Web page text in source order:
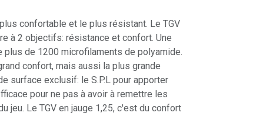
confortable et le plus résistant. Le TGV
à 2 objectifs: résistance et confort. Une
de 1200 microfilaments de polyamide.
confort, mais aussi la plus grande
surface exclusif: le S.P.L pour apporter
pour ne pas à avoir à remettre les
jeu. Le TGV en jauge 1,25, c'est du confort